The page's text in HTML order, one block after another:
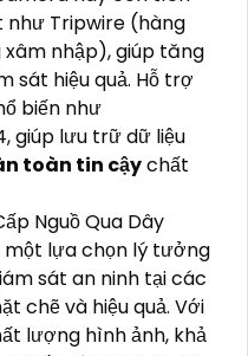
Tripwire (hàng
nhập), giúp tăng
sát hiệu quả. Hỗ trợ
biến như
giúp lưu trữ dữ liệu
toàn tin cậychất
Nguồ Qua Dây
một lựa chọn lý tưởng
sát an ninh tại các
chẽ và hiệu quả. Với
lượng hình ảnh, khả